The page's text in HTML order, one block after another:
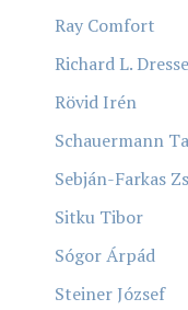
Ray Comfort
Richard L.
Rövid Irén
Schauermann
Sebján-Farkas
Sitku Tibor
Sógor Árpád
Steiner József